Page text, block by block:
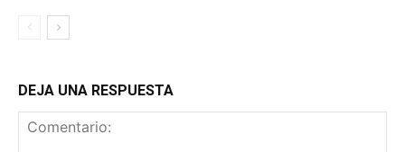
DEJA UNA RESPUESTA